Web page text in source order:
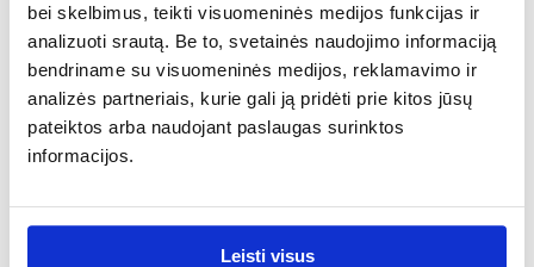
bei skelbimus, teikti visuomeninės medijos funkcijas ir
analizuoti srautą. Be to, svetainės naudojimo informaciją
bendriname su visuomeninės medijos, reklamavimo ir
analizės partneriais, kurie gali ją pridėti prie kitos jūsų
pateiktos arba naudojant paslaugas surinktos
informacijos.
Leisti visus
Paviršiaus spalva:
juodas
Skyrius / kanalizacija:
1 kamera su nusausintuvu